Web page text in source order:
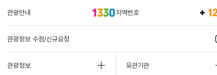
관광안내 지역번호
관광정보 수정/신규요청
관광정보 유관기관